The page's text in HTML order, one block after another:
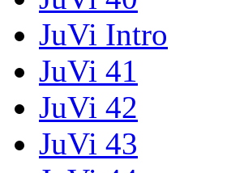
JuVi Intro
JuVi 41
JuVi 42
JuVi 43